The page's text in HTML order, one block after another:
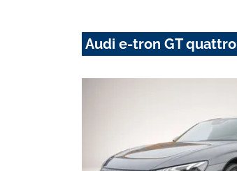
Audi e-tron GT quattro